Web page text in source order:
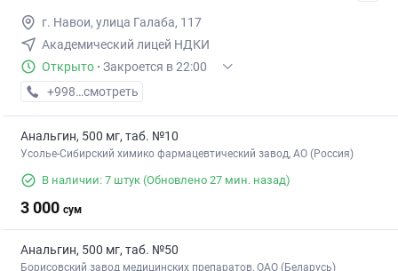
г. Навои, улица Галаба, 117
Академический лицей НДКИ
Открыто · Закроется в 22:00
+998 (99) XXX-XX-XX
смотреть
Анальгин, 500 мг, таб. №10
Усолье-Сибирский химико фармацевтический завод, АО (Россия)
В наличии: 7 штук (Обновлено 27 мин. назад)
3 000 сум
Анальгин, 500 мг, таб. №50
Борисовский завод медицинских препаратов, ОАО (Беларусь)